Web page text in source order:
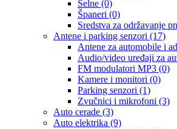
Šelne (0)
Španeri (0)
Sredstva za održavanje
Antene i parking senzori (17)
Antene za automobile i
Audio/video uređaji za
FM modulatori MP3 (0)
Kamere i monitori (0)
Parking senzori (1)
Zvučnici i mikrofoni (3)
Auto cerade (3)
Auto elektrika (9)